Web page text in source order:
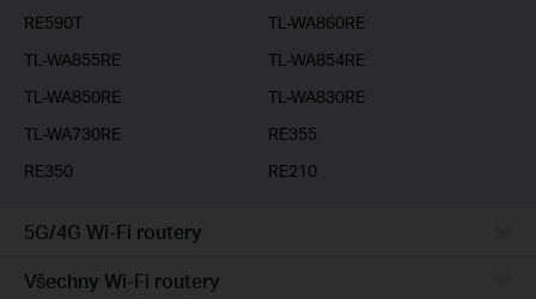
RE590T
TL-WA860RE
TL-WA855RE
TL-WA854RE
TL-WA850RE
TL-WA830RE
TL-WA730RE
RE355
RE350
RE210
5G/4G Wi-Fi routery
Všechny Wi-Fi routery